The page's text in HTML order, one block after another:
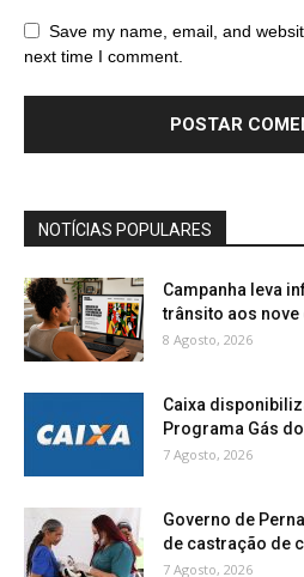
Save my name, email, and
next time I comment.
NOTÍCIAS POPULARES
Campanha leva
trânsito aos nove
8 Agosto, 2026
Caixa
Programa Gás
7 Agosto, 2026
Governo de
de castração de
7 Agosto, 2026